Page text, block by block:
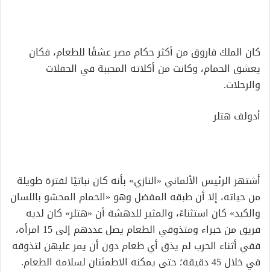
كان الملك فاروق من أكثر حكام مصر عشقًا للطعام، فكان
يعشق الحمام، وكانت من أكلاته المحببة في الحفلات
والرحلات.
أدولف هتلر
أشتهر الرئيس الألماني «النازي» بأنه كان نباتيًا لفترة طويلة
من حياته، إلا أن طبقه المفضل وهو «الحمام المحشو باللسان
والكبد» كان استثناءً، والمثير للدهشة أن «هتلر» كان لديه
فريق من خبراء ومتذوقي الطعام يصل عددهم إلى 15 امرأة،
ففي أثناء الحرب لم يذق أي طعام دون أن يمر عليهن لتذوقه
في خلال 45 دقيقة؛ حتى يمكنه الاطمئنان لسلامة الطعام.